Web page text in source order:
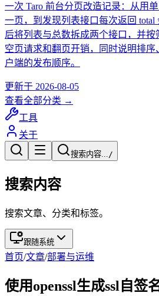
一次 Taro 前台分页改造记录：从用
一页，到发现列表接口每次返回
后将列表与总数拆成两个接口，并
空页请求和翻页开销，同时说明排
户端的发布顺序。
更新于 2026-08-05
查看全部分类 →
工具
关于
搜索内容... /
搜索内容
搜索文章、分类和标签。
跟随系统
首页/文章/部署与运维
使用openssl生成ssl自签